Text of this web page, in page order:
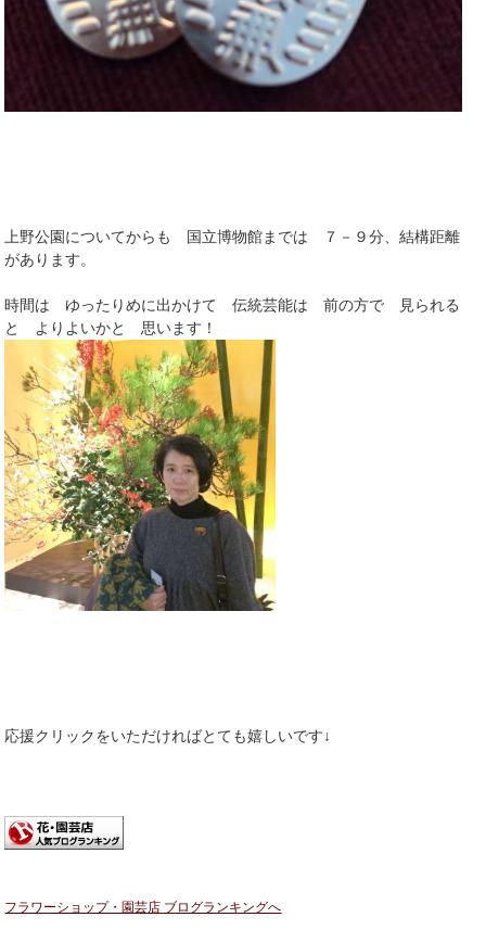
上野公園についてからも 国立博物館までは ７－９分、結構距離
があります。
時間は ゆったりめに出かけて 伝統芸能は 前の方で 見られる
と よりよいかと 思います！
応援クリックをいただければとても嬉しいです↓
フラワーショップ・園芸店 ブログランキングへ